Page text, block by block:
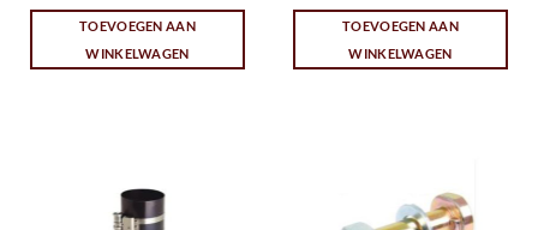
TOEVOEGEN AAN
WINKELWAGEN
TOEVOEGEN AAN
WINKELWAGEN